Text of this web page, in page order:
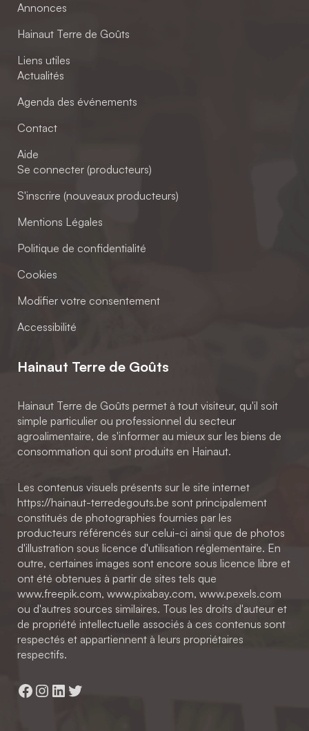
Annonces
Hainaut Terre de Goûts
Liens utiles
Actualités
Agenda des événements
Contact
Aide
Se connecter (producteurs)
S'inscrire (nouveaux producteurs)
Mentions Légales
Politique de confidentialité
Cookies
Modifier votre consentement
Accessibilité
Hainaut Terre de Goûts
Hainaut Terre de Goûts permet à tout visiteur, qu'il soit
simple particulier ou professionnel du secteur
agroalimentaire, de s'informer au mieux sur les biens de
consommation qui sont produits en Hainaut.
Les contenus visuels présents sur le site internet
https://hainaut-terredegouts.be sont principalement
constitués de photographies fournies par les
producteurs référencés sur celui-ci ainsi que de photos
d'illustration sous licence d'utilisation réglementaire. En
outre, certaines images sont encore sous licence libre et
ont été obtenues à partir de sites tels que
www.freepik.com, www.pixabay.com, www.pexels.com
ou d'autres sources similaires. Tous les droits d'auteur et
de propriété intellectuelle associés à ces contenus sont
respectés et appartiennent à leurs propriétaires
respectifs.
Facebook
Instagram
LinkedIn
Twitter